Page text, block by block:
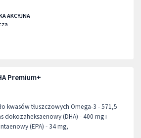
AKCYJNA
Premium+
kwasów tłuszczowych Omega-3 - 571,5
dokozaheksaenowy (DHA) - 400 mg i
(EPA) - 34 mg,